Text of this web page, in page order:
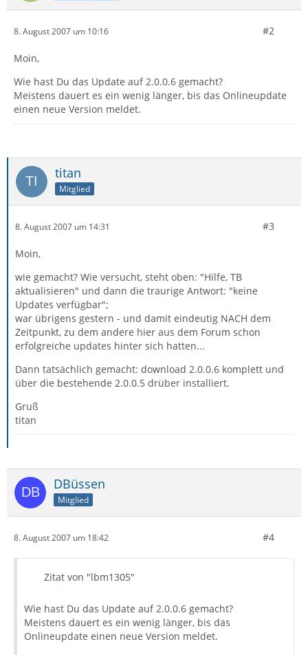
8. August 2007 um 10:16 #2
Moin,
Wie hast Du das Update auf 2.0.0.6 gemacht?
Meistens dauert es ein wenig länger, bis das Onlineupdate
einen neue Version meldet.
titan
Mitglied
8. August 2007 um 14:31 #3
Moin,
wie gemacht? Wie versucht, steht oben: "Hilfe, TB
aktualisieren" und dann die traurige Antwort: "keine
Updates verfügbar";
war übrigens gestern - und damit eindeutig NACH dem
Zeitpunkt, zu dem andere hier aus dem Forum schon
erfolgreiche updates hinter sich hatten...
Dann tatsächlich gemacht: download 2.0.0.6 komplett und
über die bestehende 2.0.0.5 drüber installiert.
Gruß
titan
DBüssen
Mitglied
8. August 2007 um 18:42 #4
Zitat von "lbm1305"
Wie hast Du das Update auf 2.0.0.6 gemacht?
Meistens dauert es ein wenig länger, bis das
Onlineupdate einen neue Version meldet.